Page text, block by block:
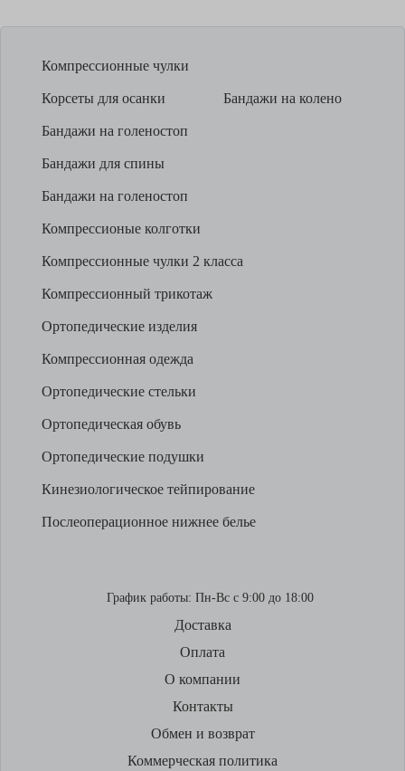
Компрессионные чулки
Корсеты для осанки Бандажи на колено
Бандажи на голеностоп
Бандажи для спины
Бандажи на голеностоп
Компрессионые колготки
Компрессионные чулки 2 класса
Компрессионный трикотаж
Ортопедические изделия
Компрессионная одежда
Ортопедические стельки
Ортопедическая обувь
Ортопедические подушки
Кинезиологическое тейпирование
Послеоперационное нижнее белье
График работы: Пн-Вс с 9:00 до 18:00
Доставка
Оплата
О компании
Контакты
Обмен и возврат
Коммерческая политика